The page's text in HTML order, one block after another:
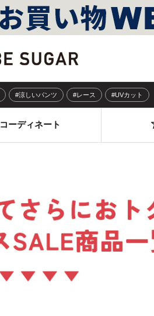
#涼しいパンツ #レース #UVカット
コーディネート